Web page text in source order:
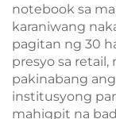
notebook sa
karaniwang
pagitan ng 30
presyo sa
pakinabang
institusyong
mahigpit na